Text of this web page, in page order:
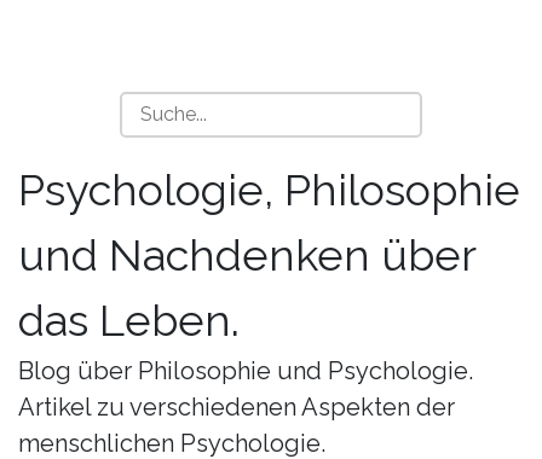
Psychologie, Philosophie
und Nachdenken über
das Leben.
Blog über Philosophie und Psychologie.
Artikel zu verschiedenen Aspekten der
menschlichen Psychologie.